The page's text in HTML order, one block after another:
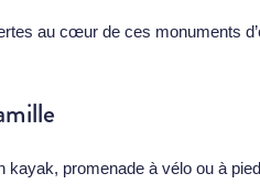
au cœur de ces monuments
kayak, promenade à vélo ou à